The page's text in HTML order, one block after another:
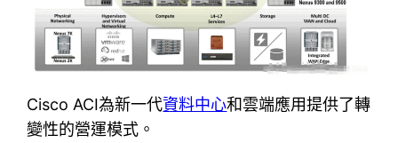
Cisco ACI為新一代資料中心和雲端應用提供了轉
變性的營運模式。